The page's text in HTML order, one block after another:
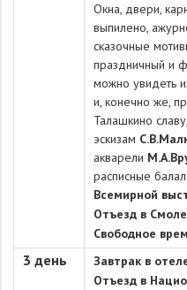
Окна, двери,
выпилено,
сказочные
праздничный и
можно увидеть
и, конечно же,
Талашкино
эскизам
акварели
расписные
Всемирной
Отъезд в
Свободное
3 день
Завтрак в
Отъезд в